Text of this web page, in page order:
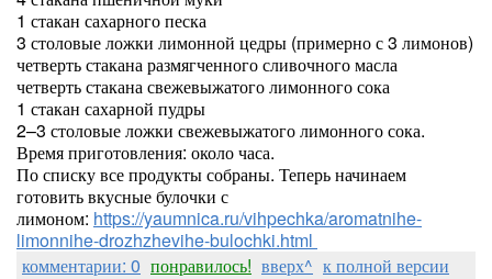
1 стакан сахарного песка
3 столовые ложки лимонной цедры (примерно с 3 лимонов)
четверть стакана размягченного сливочного масла
четверть стакана свежевыжатого лимонного сока
1 стакан сахарной пудры
2–3 столовые ложки свежевыжатого лимонного сока.
Время приготовления: около часа.
По списку все продукты собраны. Теперь начинаем
готовить вкусные булочки с
лимоном: https://yaumnica.ru/vihpechka/aromatnihe-
limonnihe-drozhzhevihe-bulochki.html
комментарии: 0 понравилось! вверх^ к полной версии